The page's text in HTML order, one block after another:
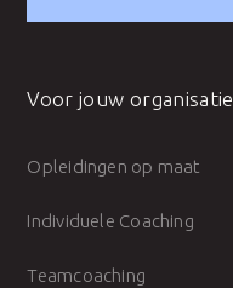
Voor jouw organisatie
Opleidingen op maat
Individuele Coaching
Teamcoaching